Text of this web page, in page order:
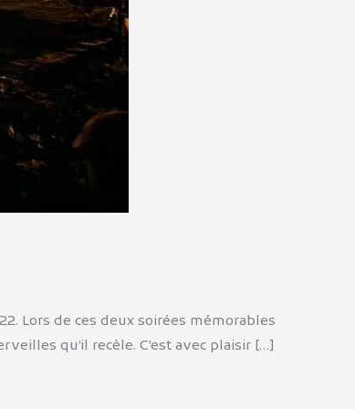
Lors de ces deux soirées mémorables
qu’il recèle. C’est avec plaisir […]